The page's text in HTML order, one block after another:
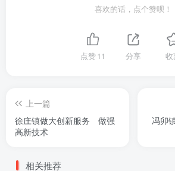
喜欢的话，点个赞呗！
点赞11 分享 收
上一篇
徐庄镇做大创新服务 做强
高新技术
冯卯
相关推荐